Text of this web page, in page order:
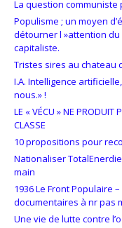
La question
Populisme ; un moyen
détourner l »attention du
capitaliste.
Tristes sires au chateau
I.A. Intelligence
nous.» !
LE « VÉCU » NE PRODUIT
CLASSE
10 propositions pour
Nationaliser
main
1936 Le Front Populaire
documentaires à nr pas
Une vie de lutte contre